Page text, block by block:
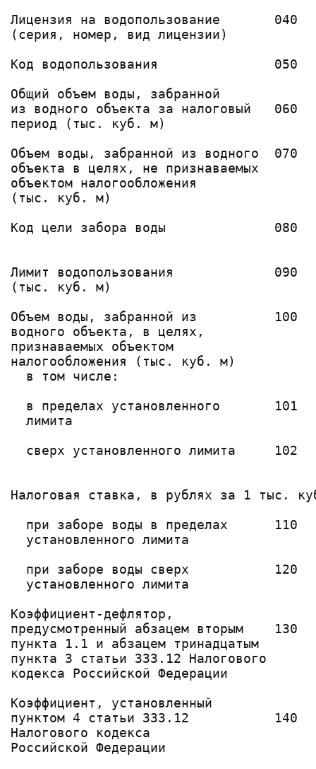
Лицензия на водопользование
(серия, номер, вид лицензии)
Код водопользования               050
Общий объем воды, забранной
из водного объекта за налоговый
период (тыс. куб. м)
Объем воды, забранной из водного
объекта в целях, не признаваемых
объектом налогообложения
(тыс. куб. м)
Код цели забора воды              080
Лимит водопользования
(тыс. куб. м)
Объем воды, забранной из
водного объекта, в целях,
признаваемых объектом
налогообложения (тыс. куб. м)
  в том числе:
в пределах установленного       101
лимита
сверх установленного лимита     102
Налоговая ставка, в рублях за 1 тыс.
при заборе воды в пределах      110
установленного лимита
при заборе воды сверх           120
установленного лимита
Коэффициент-дефлятор,
предусмотренный абзацем вторым
пункта 1.1 и абзацем тринадцатым
пункта 3 статьи 333.12 Налогового
кодекса Российской Федерации
Коэффициент, установленный
пунктом 4 статьи 333.12           140
Налогового кодекса
Российской Федерации